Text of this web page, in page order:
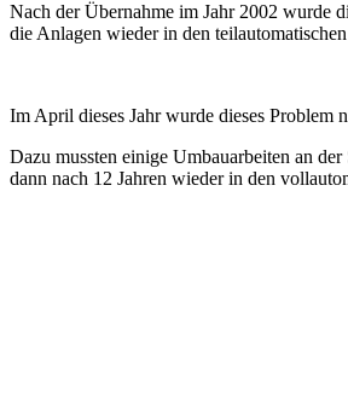
Nach der Übernahme im Jahr 2002 wurde
die Anlagen wieder in den
Im April dieses Jahr wurde dieses Problem
Dazu mussten einige Umbauarbeiten an
dann nach 12 Jahren wieder in den